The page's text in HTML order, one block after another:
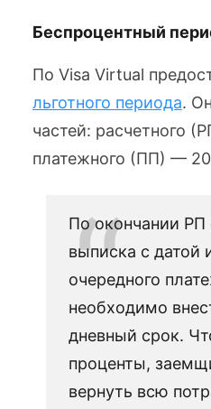
Беспроцентный
По Visa Virtual
льготного периода.
частей: расчетного
платежного (ПП) —
По окончании РП
выписка с датой
очередного
необходимо
дневный срок.
проценты,
вернуть всю